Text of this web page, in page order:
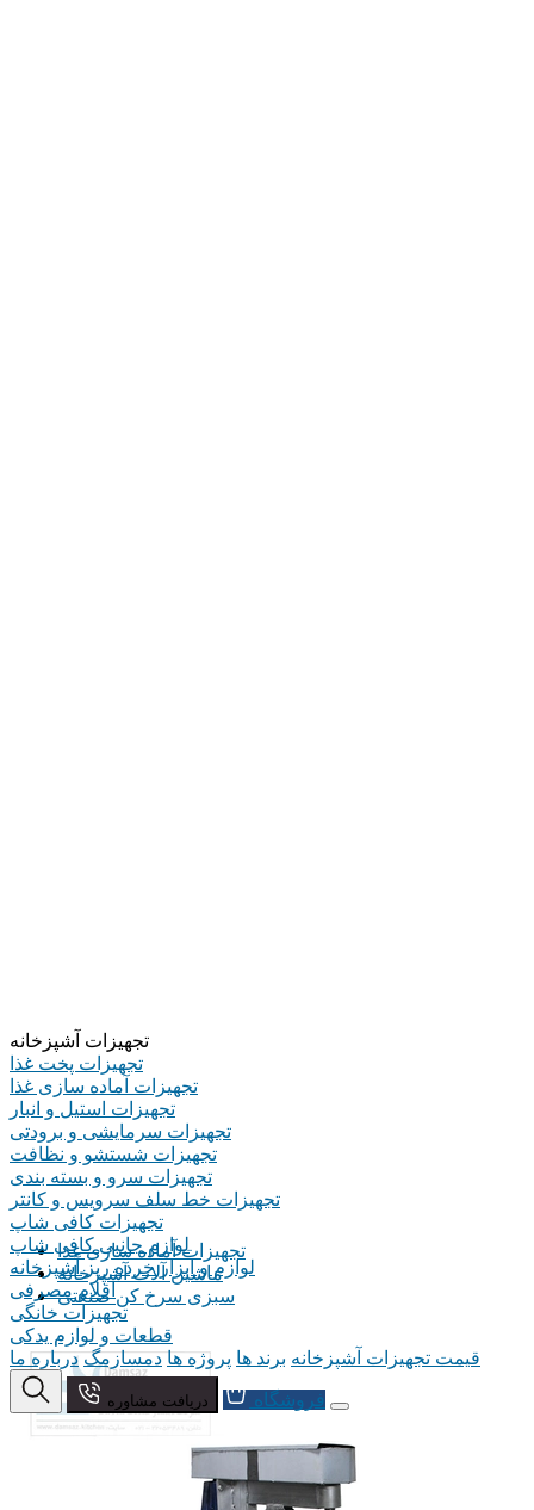
تجهیزات آشپزخانه
تجهیزات پخت غذا
تجهیزات آماده سازی غذا
تجهیزات استیل و انبار
تجهیزات سرمایشی و برودتی
تجهیزات شستشو و نظافت
تجهیزات سرو و بسته بندی
تجهیزات خط سلف سرویس و کانتر
تجهیزات کافی شاپ
لوازم جانبی کافی شاپ
لوازم و ابزار خرده ریز آشپزخانه
اقلام مصرفی
تجهیزات خانگی
قطعات و لوازم یدکی
قیمت تجهیزات آشپزخانه برند ها پروژه ها دمسازمگ درباره ما
دریافت مشاوره فروشگاه
تجهیزات آماده سازی غذا
ماشین آلات آشپزخانه
سبزی سرخ کن صنعتی